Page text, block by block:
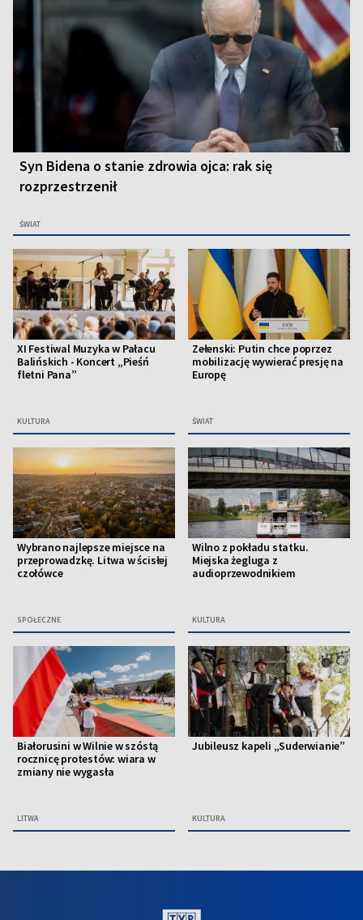
Syn Bidena o stanie zdrowia ojca: rak się
rozprzestrzenił
ŚWIAT
XI Festiwal Muzyka w Pałacu
Balińskich - Koncert „Pieśń
fletni Pana”
KULTURA
Zełenski: Putin chce poprzez
mobilizację wywierać presję na
Europę
ŚWIAT
Wybrano najlepsze miejsce na
przeprowadzkę. Litwa w ścisłej
czołówce
SPOŁECZNE
Wilno z pokładu statku.
Miejska żegluga z
audioprzewodnikiem
KULTURA
Białorusini w Wilnie w szóstą
rocznicę protestów: wiara w
zmiany nie wygasła
LITWA
Jubileusz kapeli „Suderwianie”
KULTURA